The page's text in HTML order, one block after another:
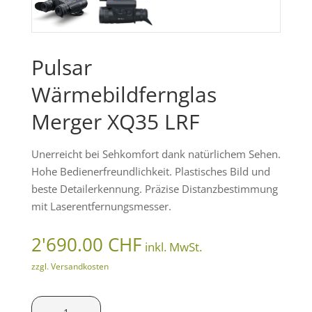
Pulsar
Wärmebildfernglas
Merger XQ35 LRF
Unerreicht bei Sehkomfort dank natürlichem Sehen.
Hohe Bedienerfreundlichkeit. Plastisches Bild und
beste Detailerkennung. Präzise Distanzbestimmung
mit Laserentfernungsmesser.
2'690.00 CHF inkl. MwSt.
zzgl. Versandkosten
Pulsar